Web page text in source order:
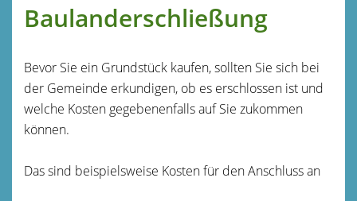
Baulanderschließung
Bevor Sie ein Grundstück kaufen, sollten Sie sich bei
der Gemeinde erkundigen, ob es erschlossen ist und
welche Kosten gegebenenfalls auf Sie zukommen
können.
Das sind beispielsweise Kosten für den Anschluss an